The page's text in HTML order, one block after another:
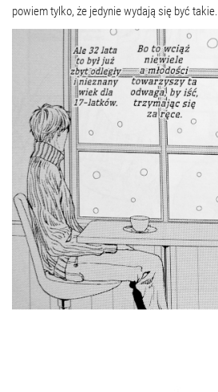
powiem tylko, że jedynie wydają się być takie.